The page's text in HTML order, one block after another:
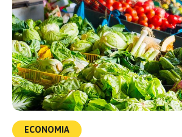
ECONOMIA